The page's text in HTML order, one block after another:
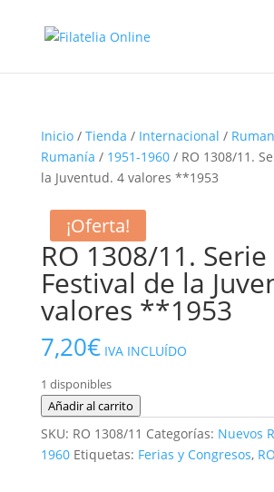
Inicio/ Tienda / Internacional /
Rumanía / 1951-1960/ RO 1308/11.
la Juventud. 4 valores **1953
RO 1308/11. Serie
Festival de la
valores **1953
7,20€ IVA INCLUÍDO
1 disponibles
RO
1308/11.
Serie
Añadir al carrito
SKU: RO 1308/11 Categorías: Nuevos
1960 Etiquetas: Ferias y Congresos,
¡Oferta!